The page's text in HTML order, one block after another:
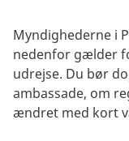
Myndighederne i
nedenfor gælder
udrejse. Du bør
ambassade, om
ændret med kort